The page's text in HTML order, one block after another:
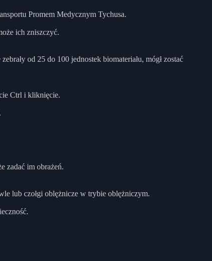
Promem Medycznym Tychusa.
ich zniszczyć.
od 25 do 100 jednostek biomateriału, mógł zostać
Ctrl i kliknięcie.
zadać im obrażeń.
lub czołgi oblężnicze w trybie oblężniczym.